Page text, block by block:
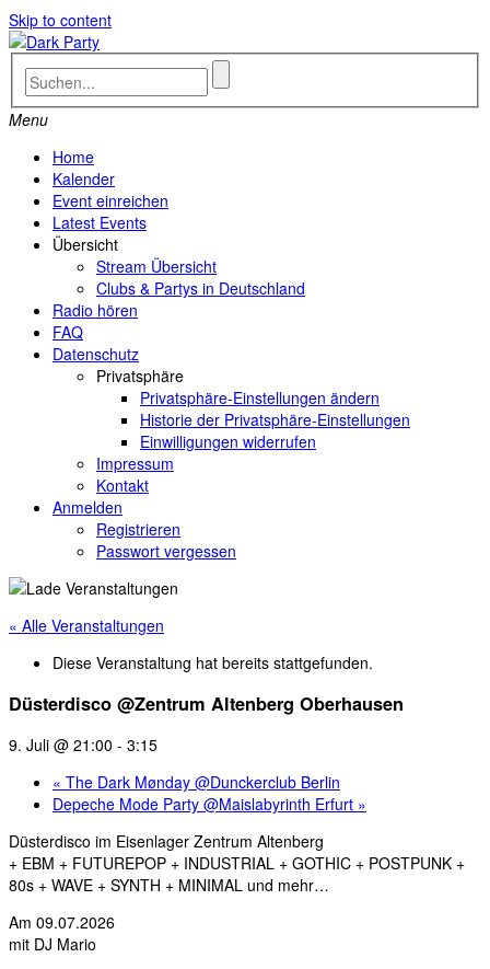
Skip to content
Menu
Home
Kalender
Event einreichen
Latest Events
Übersicht
Stream Übersicht
Clubs & Partys in Deutschland
Radio hören
FAQ
Datenschutz
Privatsphäre
Privatsphäre-Einstellungen ändern
Historie der Privatsphäre-Einstellungen
Einwilligungen widerrufen
Impressum
Kontakt
Anmelden
Registrieren
Passwort vergessen
« Alle Veranstaltungen
Diese Veranstaltung hat bereits stattgefunden.
Düsterdisco @Zentrum Altenberg Oberhausen
9. Juli @ 21:00 - 3:15
« The Dark Mønday @Dunckerclub Berlin
Depeche Mode Party @Maislabyrinth Erfurt »
Düsterdisco im Eisenlager Zentrum Altenberg
+ EBM + FUTUREPOP + INDUSTRIAL + GOTHIC + POSTPUNK +
80s + WAVE + SYNTH + MINIMAL und mehr…
Am 09.07.2026
mit DJ Mario